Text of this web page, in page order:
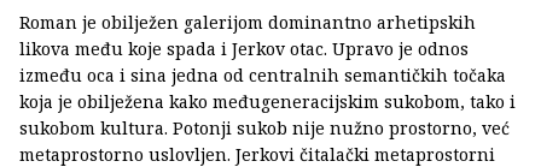
Roman je obilježen galerijom dominantno arhetipskih
likova među koje spada i Jerkov otac. Upravo je odnos
između oca i sina jedna od centralnih semantičkih točaka
koja je obilježena kako međugeneracijskim sukobom, tako i
sukobom kultura. Potonji sukob nije nužno prostorno, već
metaprostorno uslovljen. Jerkovi čitalački metaprostorni